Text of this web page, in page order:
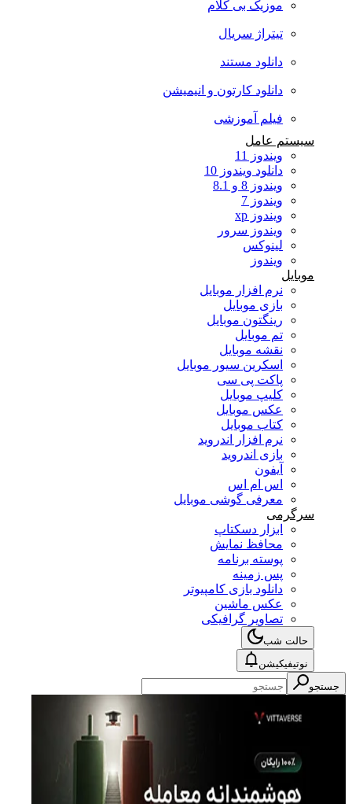
موزیک بی کلام
تیتراژ سریال
دانلود مستند
دانلود کارتون و انیمیشن
فیلم آموزشی
سیستم عامل
ویندوز 11
دانلود ویندوز 10
ویندوز 8 و 8.1
ویندوز 7
ویندوز xp
ویندوز سرور
لینوکس
ویندوز
موبایل
نرم افزار موبایل
بازی موبایل
رینگتون موبایل
تم موبایل
نقشه موبایل
اسکرین سیور موبایل
پاکت پی سی
کلیپ موبایل
عکس موبایل
کتاب موبایل
نرم افزار اندروید
بازی اندروید
آیفون
اس ام اس
معرفی گوشی موبایل
سرگرمی
ابزار دسکتاپ
محافظ نمایش
پوسته برنامه
پس زمینه
دانلود بازی کامپیوتر
عکس ماشین
تصاویر گرافیکی
حالت شب
نوتیفیکیشن
جستجو